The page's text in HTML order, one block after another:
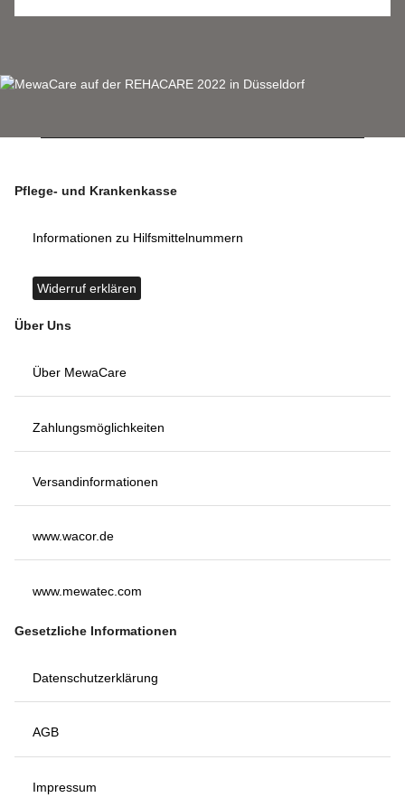
Pflege- und Krankenkasse
Informationen zu Hilfsmittelnummern
Widerruf erklären
Über Uns
Über MewaCare
Zahlungsmöglichkeiten
Versandinformationen
www.wacor.de
www.mewatec.com
Gesetzliche Informationen
Datenschutzerklärung
AGB
Impressum